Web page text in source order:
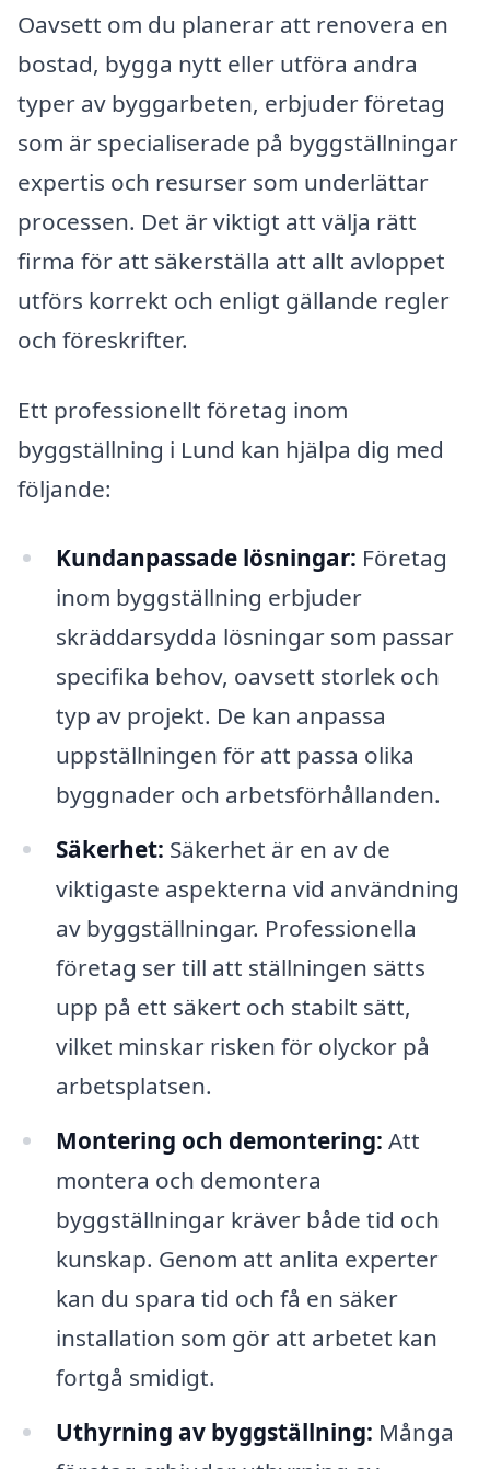
Oavsett om du planerar att renovera en
bostad, bygga nytt eller utföra andra
typer av byggarbeten, erbjuder företag
som är specialiserade på byggställningar
expertis och resurser som underlättar
processen. Det är viktigt att välja rätt
firma för att säkerställa att allt avloppet
utförs korrekt och enligt gällande regler
och föreskrifter.
Ett professionellt företag inom
byggställning i Lund kan hjälpa dig med
följande:
Kundanpassade lösningar: Företag
inom byggställning erbjuder
skräddarsydda lösningar som passar
specifika behov, oavsett storlek och
typ av projekt. De kan anpassa
uppställningen för att passa olika
byggnader och arbetsförhållanden.
Säkerhet: Säkerhet är en av de
viktigaste aspekterna vid användning
av byggställningar. Professionella
företag ser till att ställningen sätts
upp på ett säkert och stabilt sätt,
vilket minskar risken för olyckor på
arbetsplatsen.
Montering och demontering: Att
montera och demontera
byggställningar kräver både tid och
kunskap. Genom att anlita experter
kan du spara tid och få en säker
installation som gör att arbetet kan
fortgå smidigt.
Uthyrning av byggställning: Många